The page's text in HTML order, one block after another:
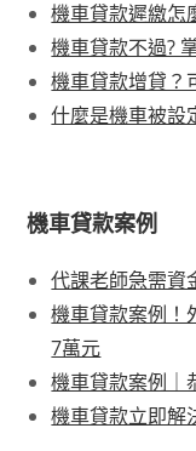
機車貸款遲繳怎
機車貸款不過?
機車貸款增貸？
什麼是機車被設
機車貸款案例
代課老師急需資
機車貸款案例！
7萬元
機車貸款案例｜
機車貸款立即解